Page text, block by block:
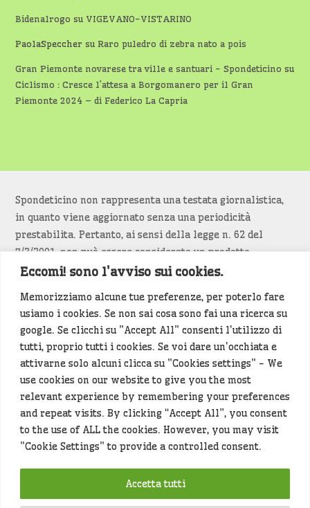
Eccomi! sono l'avviso sui cookies.
Memorizziamo alcune tue preferenze, per poterlo fare
usiamo i cookies. Se non sai cosa sono fai una ricerca su
google. Se clicchi su "Accept All" consenti l'utilizzo di
tutti, proprio tutti i cookies. Se voi dare un'occhiata e
attivarne solo alcuni clicca su "Cookies settings" - We
use cookies on our website to give you the most
relevant experience by remembering your preferences
and repeat visits. By clicking “Accept All”, you consent
to the use of ALL the cookies. However, you may visit
"Cookie Settings" to provide a controlled consent.
Accetta tutti
Bidenalrogo su VIGEVANO-VISTARINO
PaolaSpeccher suRaro puledro di zebra nato a pois
Gran Piemonte novarese tra ville e santuari - Spondeticino su
Ciclismo : Cresce l’attesa a Borgomanero per il Gran
Piemonte 2024 – di Federico La Capria
Spondeticino non rappresenta una testata giornalistica,
in quanto viene aggiornato senza una periodicità
prestabilita. Pertanto, ai sensi della legge n. 62 del
7/3/2001, non può essere considerato un prodotto
editoriale.
Siamo attenti a non violare copyright e diritti
d’immagine. Se un contenuto è di tua proprietà e vuoi
richiederne la rimozionediccelo(<- clicca per inviarci un
messaggio).
Alcuni articoli sono generati in bozza rielaborando, con
l'intelligenza artificiale generativa, contenuti
provenienti da fonti istituzionali e altri siti di interesse
locale. Prima della pubblicazioni l'articolo viene
controllato dalla redazione.
Hey che fine fanno i miei dati (privacy policy)